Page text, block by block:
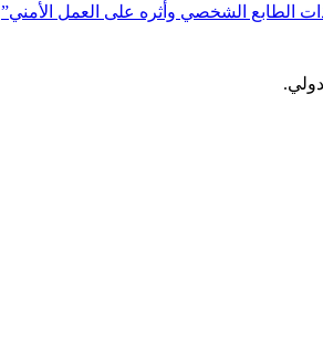
الطابع الشخصي وأثره على العمل الأمني”